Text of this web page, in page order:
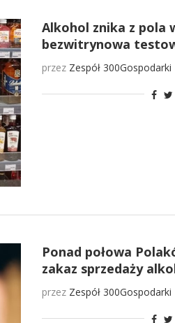
Alkohol znika z pola
bezwitrynowa
przez Zespół 300Gospodarki
Ponad połowa
zakaz sprzedaży
przez Zespół 300Gospodarki